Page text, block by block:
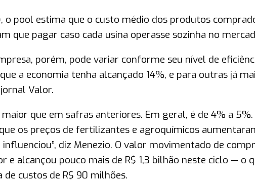
o pool estima que o custo médio dos produtos
que pagar caso cada usina operasse sozinha no
porém, pode variar conforme seu nível de
a economia tenha alcançado 14%, e para outras já
Valor.
que em safras anteriores. Em geral, é de 4% a
os preços de fertilizantes e agroquímicos
diz Menezio. O valor movimentado de
e alcançou pouco mais de R$ 1,3 bilhão neste ciclo — o
custos de R$ 90 milhões.